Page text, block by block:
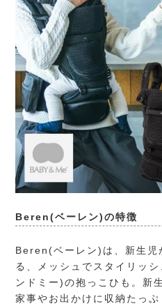
Beren(ベーレン)の特徴
Beren(ベーレン)は、新生児
る、メッシュでスタイリッ
ンドミー)の抱っこひも。新
家事やお出かけに収納たっ